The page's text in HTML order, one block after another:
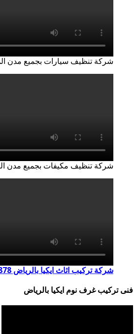
شركة تنظيف سيارات بجميع مدن
شركة تنظيف مكيفات بجميع مدن
شركة تركيب اثاث ايكيا بالرياض 0506821878
فنى تركيب غرف نوم ايكيا بالرياض